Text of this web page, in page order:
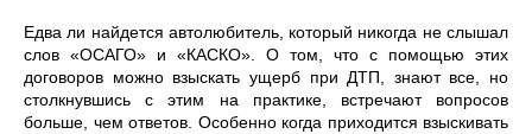
Едва ли найдется автолюбитель, который никогда не слышал
слов «ОСАГО» и «КАСКО». О том, что с помощью этих
договоров можно взыскать ущерб при ДТП, знают все, но
столкнувшись с этим на практике, встречают вопросов
больше, чем ответов. Особенно когда приходится взыскивать